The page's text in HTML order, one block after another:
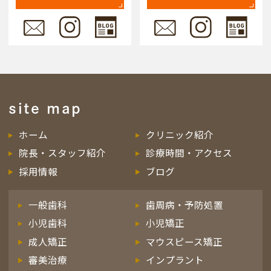
site map
ホーム
クリニック紹介
院長・スタッフ紹介
診療時間・アクセス
採用情報
ブログ
一般歯科
歯周病・予防処置
小児歯科
小児矯正
成人矯正
マウスピース矯正
審美治療
インプラント